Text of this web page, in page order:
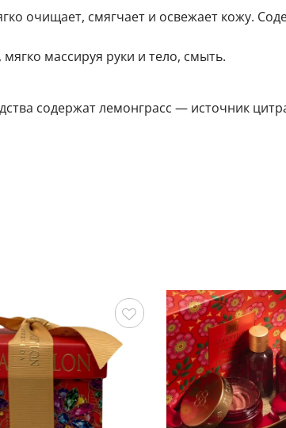
очищает, смягчает и освежает кожу.
массируя руки и тело, смыть.
содержат лемонграсс — источник
Сохранить